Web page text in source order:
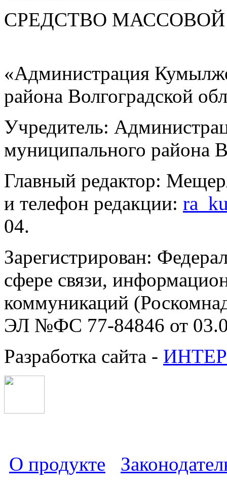
СРЕДСТВО
«Администрация
района Волгоградской
Учредитель:
муниципального района
Главный редактор:
и телефон редакции:
04.
Зарегистрирован:
сфере связи,
коммуникаций
ЭЛ №ФС 77-84846 от
Разработка сайта -
О продукте